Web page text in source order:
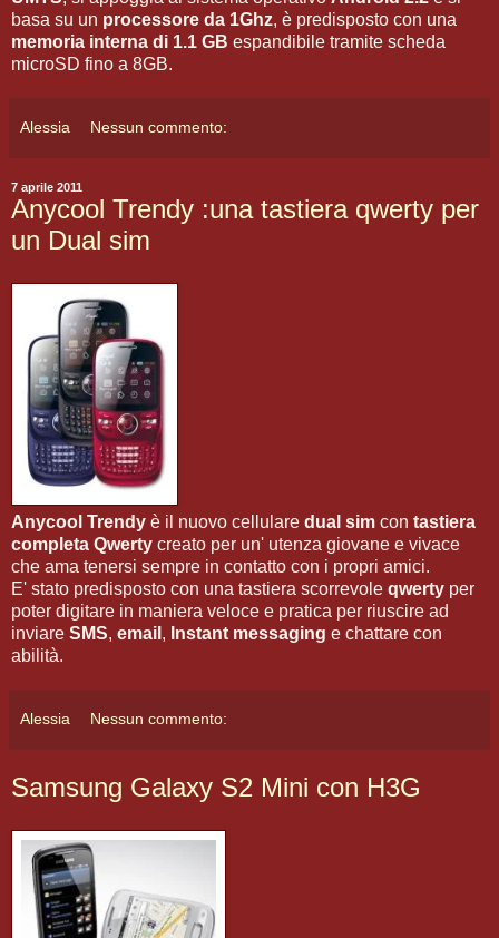
basa su un processore da 1Ghz, è predisposto con una
memoria interna di 1.1 GB espandibile tramite scheda
microSD fino a 8GB.
Alessia Nessun commento:
7 aprile 2011
Anycool Trendy :una tastiera qwerty per
un Dual sim
Anycool Trendy è il nuovo cellulare dual sim con tastiera
completa Qwerty creato per un' utenza giovane e vivace
che ama tenersi sempre in contatto con i propri amici.
E' stato predisposto con una tastiera scorrevole qwerty per
poter digitare in maniera veloce e pratica per riuscire ad
inviare SMS, email , Instant messaging e chattare con
abilità.
Alessia Nessun commento:
Samsung Galaxy S2 Mini con H3G